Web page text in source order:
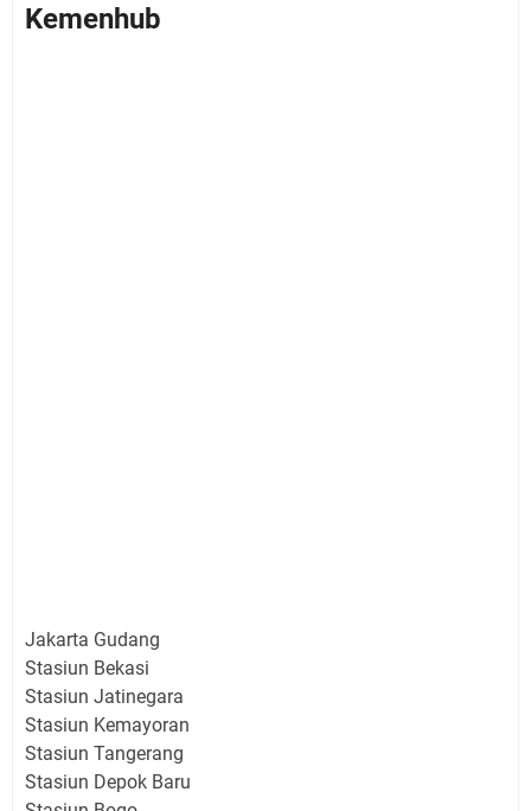
Kemenhub
Jakarta Gudang
Stasiun Bekasi
Stasiun Jatinegara
Stasiun Kemayoran
Stasiun Tangerang
Stasiun Depok Baru